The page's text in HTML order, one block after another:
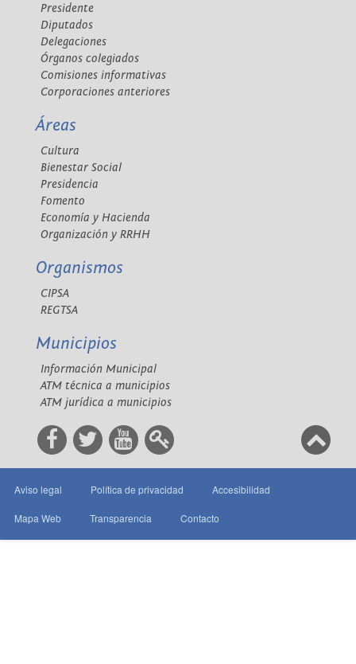
Presidente
Diputados
Delegaciones
Órganos colegiados
Comisiones informativas
Corporaciones anteriores
Áreas
Cultura
Bienestar Social
Presidencia
Fomento
Economía y Hacienda
Organización y RRHH
Organismos
CIPSA
REGTSA
Municipios
Información Municipal
ATM técnica a municipios
ATM jurídica a municipios
Aviso legal Política de privacidad Accesibilidad
Mapa Web Transparencia Contacto